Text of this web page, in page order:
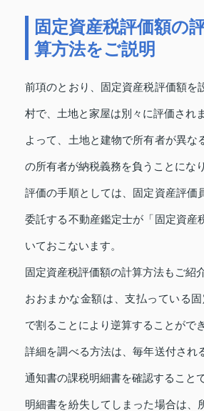
固定資産税評価額の
算方法をご説明
前項のとおり、固定資産税評価額を
村で、土地と家屋は別々に評価されま
よって、土地と建物で所有者が異な
の所有者が納税義務を負うことにな
評価の手順としては、固定資産評価
委託する不動産鑑定士が「固定資産
いておこないます。
固定資産税評価額の計算方法もご紹
おおまかな金額は、支払っている
で割ることにより逆算することがで
詳細を調べる方法は、毎年送付され
通知書の課税明細書を確認することで
明細書を紛失してしまった場合は、